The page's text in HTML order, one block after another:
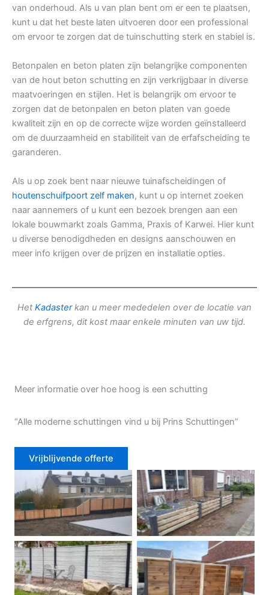
van onderhoud. Als u van plan bent om er een te plaatsen,
kunt u dat het beste laten uitvoeren door een professional
om ervoor te zorgen dat de tuinschutting sterk en stabiel is.
Betonpalen en beton platen zijn belangrijke componenten
van de hout beton schutting en zijn verkrijgbaar in diverse
maatvoeringen en stijlen. Het is belangrijk om ervoor te
zorgen dat de betonpalen en beton platen van goede
kwaliteit zijn en op de correcte wijze worden geïnstalleerd
om de duurzaamheid en stabiliteit van de erfafscheiding te
garanderen.
Als u op zoek bent naar nieuwe tuinafscheidingen of
houtenschuifpoort zelf maken, kunt u op internet zoeken
naar aannemers of u kunt een bezoek brengen aan een
lokale bouwmarkt zoals Gamma, Praxis of Karwei. Hier kunt
u diverse benodigdheden en designs aanschouwen en
meer info krijgen over de prijzen en installatie opties.
Het Kadasterkan u meer mededelen over de locatie van
de erfgrens, dit kost maar enkele minuten van uw tijd.
Meer informatie over hoe hoog is een schutting
“Alle moderne schuttingen vind u bij Prins Schuttingen”
Vrijblijvende offerte
Douglas schutting Tuinhek voortuin
Betonschutting
Dubbele poort